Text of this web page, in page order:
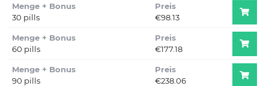
Menge + Bonus
30 pills
Preis
€98.13
Menge + Bonus
60 pills
Preis
€177.18
Menge + Bonus
90 pills
Preis
€238.06